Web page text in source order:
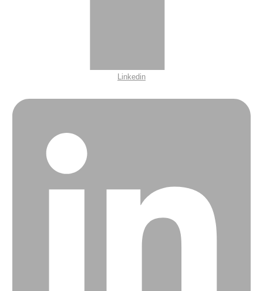
Linkedin